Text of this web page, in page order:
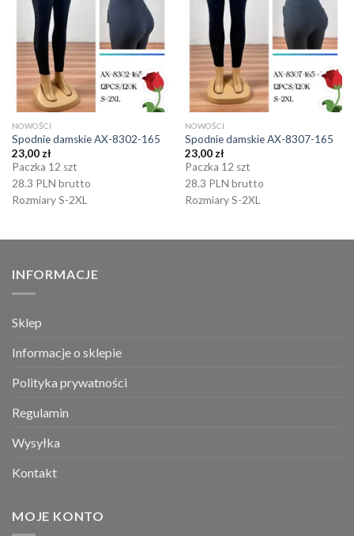
NOWOŚCI
Spodnie damskie AX-8302-165
23,00zł
Paczka 12 szt
28.3 PLN brutto
Rozmiary S-2XL
NOWOŚCI
Spodnie damskie AX-8307-165
23,00zł
Paczka 12 szt
28.3 PLN brutto
Rozmiary S-2XL
INFORMACJE
Sklep
Informacje o sklepie
Polityka prywatności
Regulamin
Wysyłka
Kontakt
MOJE KONTO